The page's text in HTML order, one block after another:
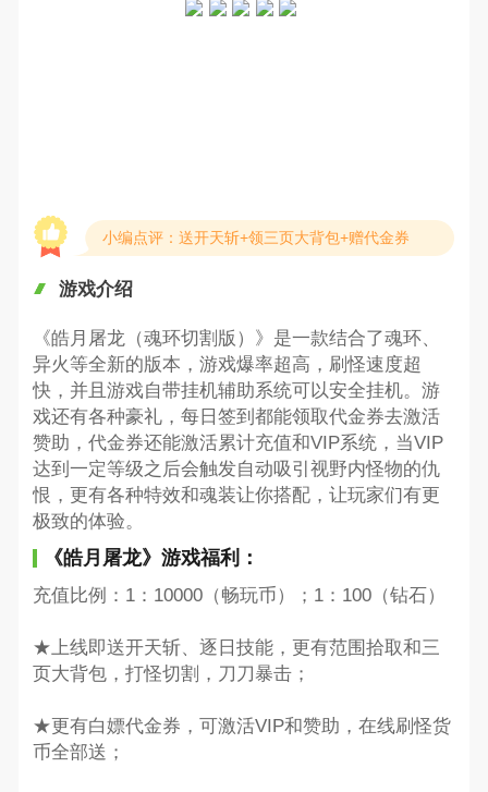
小编点评：送开天斩+领三页大背包+赠代金券
游戏介绍
《皓月屠龙（魂环切割版）》是一款结合了魂环、
异火等全新的版本，游戏爆率超高，刷怪速度超
快，并且游戏自带挂机辅助系统可以安全挂机。游
戏还有各种豪礼，每日签到都能领取代金券去激活
赞助，代金券还能激活累计充值和VIP系统，当VIP
达到一定等级之后会触发自动吸引视野内怪物的仇
恨，更有各种特效和魂装让你搭配，让玩家们有更
极致的体验。
《皓月屠龙》游戏福利：
充值比例：1：10000（畅玩币）；1：100（钻石）
★上线即送开天斩、逐日技能，更有范围拾取和三
页大背包，打怪切割，刀刀暴击；
★更有白嫖代金券，可激活VIP和赞助，在线刷怪货
币全部送；